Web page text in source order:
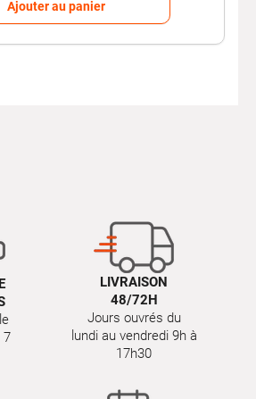
Ajouter au panier
7
LIVRAISON
48/72H
Jours ouvrés du
lundi au vendredi 9h à
17h30